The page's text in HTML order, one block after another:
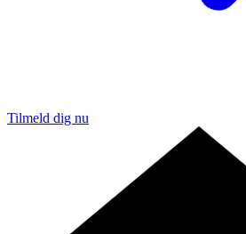
Tilmeld dig nu